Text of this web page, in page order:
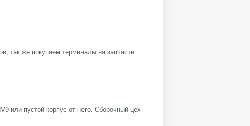
так же покупаем терминалы на запчасти.
или пустой корпус от него. Сборочный цех